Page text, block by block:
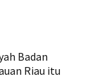
Badan
Riau itu